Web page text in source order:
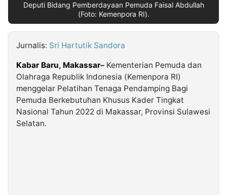
Kabarbaru.co
2026
Deputi Bidang Pemberdayaan Pemuda Faisal Abdullah
(Foto: Kemenpora RI).
Jurnalis: Sri Hartutik Sandora
Kabar Baru, Makassar– Kementerian Pemuda dan
Olahraga Republik Indonesia (Kemenpora RI)
menggelar Pelatihan Tenaga Pendamping Bagi
Pemuda Berkebutuhan Khusus Kader Tingkat
Nasional Tahun 2022 di Makassar, Provinsi Sulawesi
Selatan.